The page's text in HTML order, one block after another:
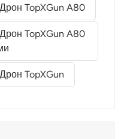
TopXGun A80
TopXGun A80
TopXGun